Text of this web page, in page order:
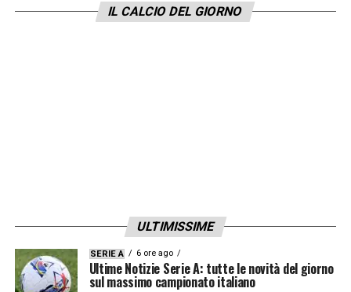
IL CALCIO DEL GIORNO
ULTIMISSIME
SERIE A 6 ore ago
Ultime Notizie Serie A: tutte le novità del giorno
sul massimo campionato italiano